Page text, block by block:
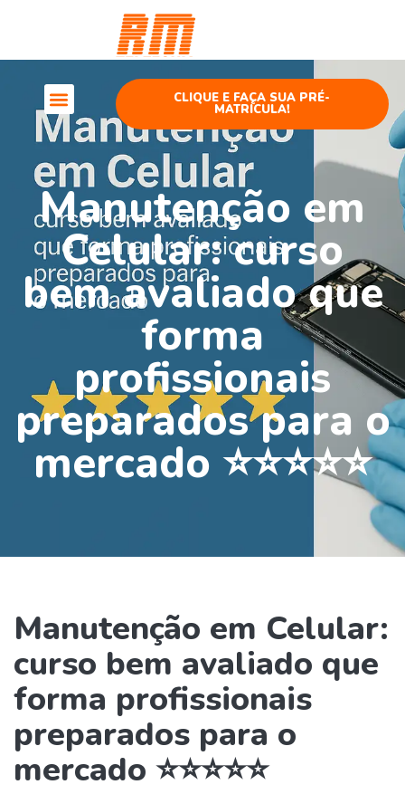
CLIQUE E FAÇA SUA PRÉ-
MATRÍCULA!
Manutenção em
Celular: curso
bem avaliado que
forma
profissionais
preparados para o
mercado ⭐⭐⭐⭐⭐
Manutenção em Celular:
curso bem avaliado que
forma profissionais
preparados para o
mercado ⭐⭐⭐⭐⭐